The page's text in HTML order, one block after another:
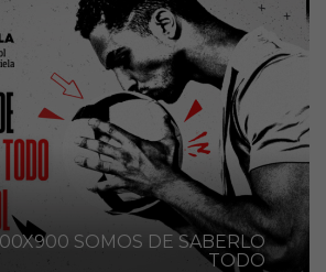
SOMOS DE SABERLO
TODO